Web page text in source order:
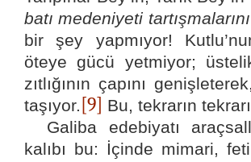
batı medeniyeti
bir şey yapmıyor!
öteye gücü yetmiyor;
zıtlığının çapını
taşıyor. [9] Bu, tekrarın
Galiba edebiyatı
kalıbı bu: İçinde mimari,